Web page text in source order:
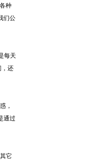
种
们公
每天
，还
，
通过
它